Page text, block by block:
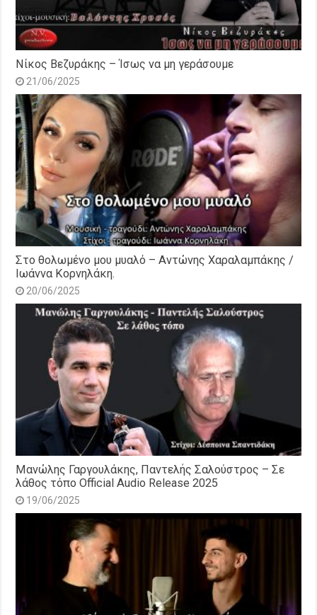
Νίκος Βεζυράκης – Ίσως να μη γεράσουμε
21/06/2025
Στο θολωμένο μου μυαλό – Αντώνης Χαραλαμπάκης /
Ιωάννα Κορνηλάκη.
20/06/2025
Μανώλης Γαργουλάκης, Παντελής Σαλούστρος – Σε
λάθος τόπο Official Audio Release 2025
19/06/2025